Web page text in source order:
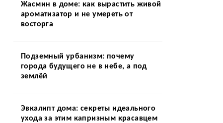
Жасмин в доме: как вырастить живой
ароматизатор и не умереть от
восторга
Подземный урбанизм: почему
города будущего не в небе, а под
землёй
Эвкалипт дома: секреты идеального
ухода за этим капризным красавцем